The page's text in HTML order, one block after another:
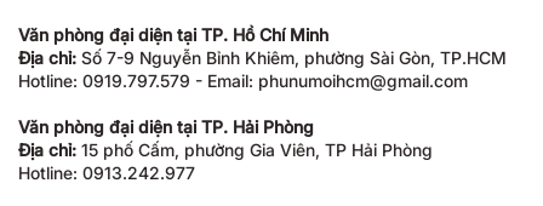
Văn phòng đại diện tại TP. Hồ Chí Minh
Địa chỉ: Số 7-9 Nguyễn Bỉnh Khiêm, phường Sài Gòn, TP.HCM
Hotline: 0919.797.579 - Email: phunumoihcm@gmail.com
Văn phòng đại diện tại TP. Hải Phòng
Địa chỉ: 15 phố Cấm, phường Gia Viên, TP Hải Phòng
Hotline: 0913.242.977